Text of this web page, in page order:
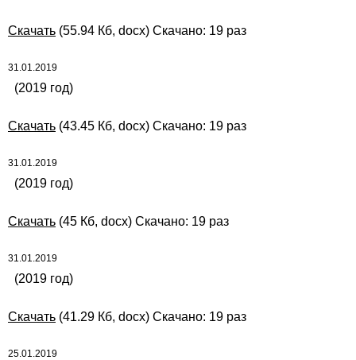
Скачать (55.94 Кб, docx) Скачано: 19 раз
31.01.2019
(2019 год)
Скачать (43.45 Кб, docx) Скачано: 19 раз
31.01.2019
(2019 год)
Скачать (45 Кб, docx) Скачано: 19 раз
31.01.2019
(2019 год)
Скачать (41.29 Кб, docx) Скачано: 19 раз
25.01.2019